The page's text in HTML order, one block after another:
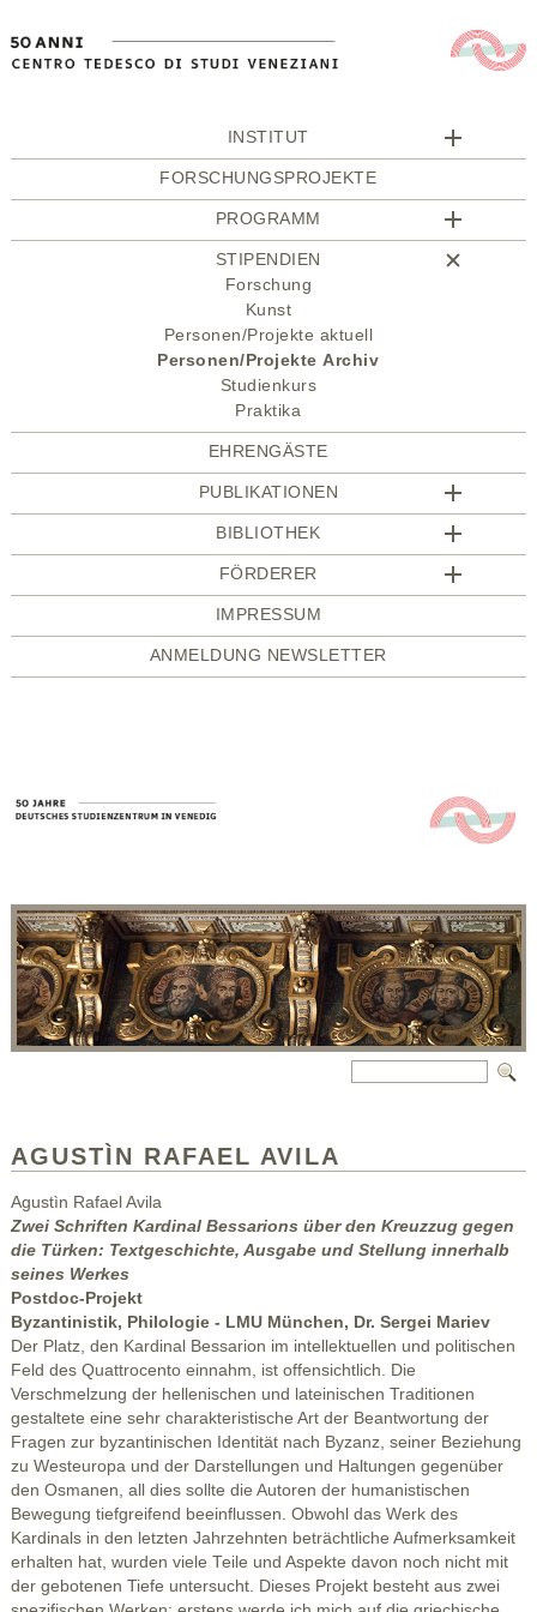
INSTITUT
FORSCHUNGSPROJEKTE
PROGRAMM
STIPENDIEN
Forschung
Kunst
Personen/Projekte aktuell
Personen/Projekte Archiv
Studienkurs
Praktika
EHRENGÄSTE
PUBLIKATIONEN
BIBLIOTHEK
FÖRDERER
IMPRESSUM
ANMELDUNG NEWSLETTER
AGUSTÌN RAFAEL AVILA
Agustìn Rafael Avila
Zwei Schriften Kardinal Bessarions über den Kreuzzug gegen
die Türken: Textgeschichte, Ausgabe und Stellung innerhalb
seines Werkes
Postdoc-Projekt
Byzantinistik, Philologie - LMU München, Dr. Sergei Mariev
Der Platz, den Kardinal Bessarion im intellektuellen und politischen
Feld des Quattrocento einnahm, ist offensichtlich. Die
Verschmelzung der hellenischen und lateinischen Traditionen
gestaltete eine sehr charakteristische Art der Beantwortung der
Fragen zur byzantinischen Identität nach Byzanz, seiner Beziehung
zu Westeuropa und der Darstellungen und Haltungen gegenüber
den Osmanen, all dies sollte die Autoren der humanistischen
Bewegung tiefgreifend beeinflussen. Obwohl das Werk des
Kardinals in den letzten Jahrzehnten beträchtliche Aufmerksamkeit
erhalten hat, wurden viele Teile und Aspekte davon noch nicht mit
der gebotenen Tiefe untersucht. Dieses Projekt besteht aus zwei